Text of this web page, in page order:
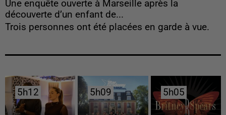
Une enquête ouverte à Marseille après la
découverte d’un enfant de...
Trois personnes ont été placées en garde à vue.
5h12
5h12 5h09
5h09 5h05
5h05